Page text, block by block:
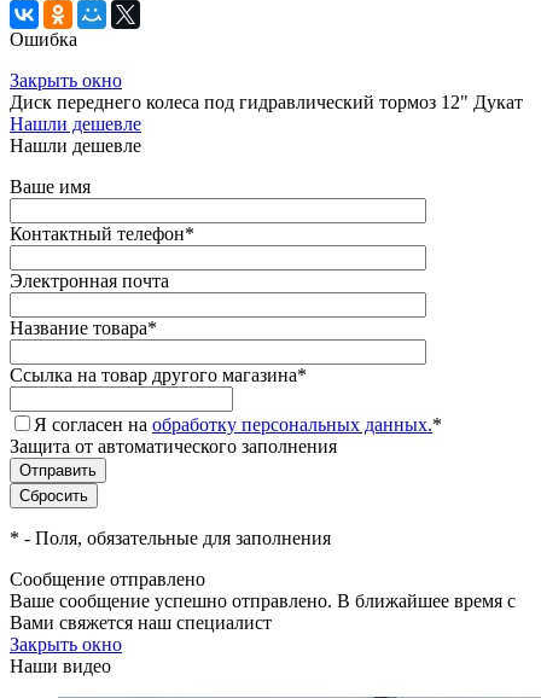
Ошибка
Закрыть окно
Диск переднего колеса под гидравлический тормоз 12" Дукат
Нашли дешевле
Нашли дешевле
Ваше имя
Контактный телефон*
Электронная почта
Название товара*
Ссылка на товар другого магазина*
Я согласен на обработку персональных данных.*
Защита от автоматического заполнения
* - Поля, обязательные для заполнения
Сообщение отправлено
Ваше сообщение успешно отправлено. В ближайшее время с
Вами свяжется наш специалист
Закрыть окно
Наши видео